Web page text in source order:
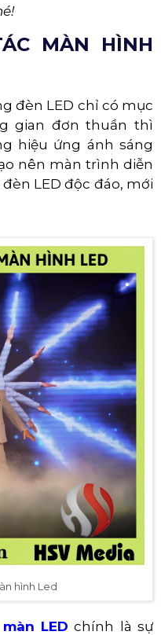
MÀN HÌNH
đèn LED chỉ có mục
gian đơn thuần thì
hiệu ứng ánh sáng
nên màn trình diễn
LED độc đáo, mới
hình Led
LED chính là sự